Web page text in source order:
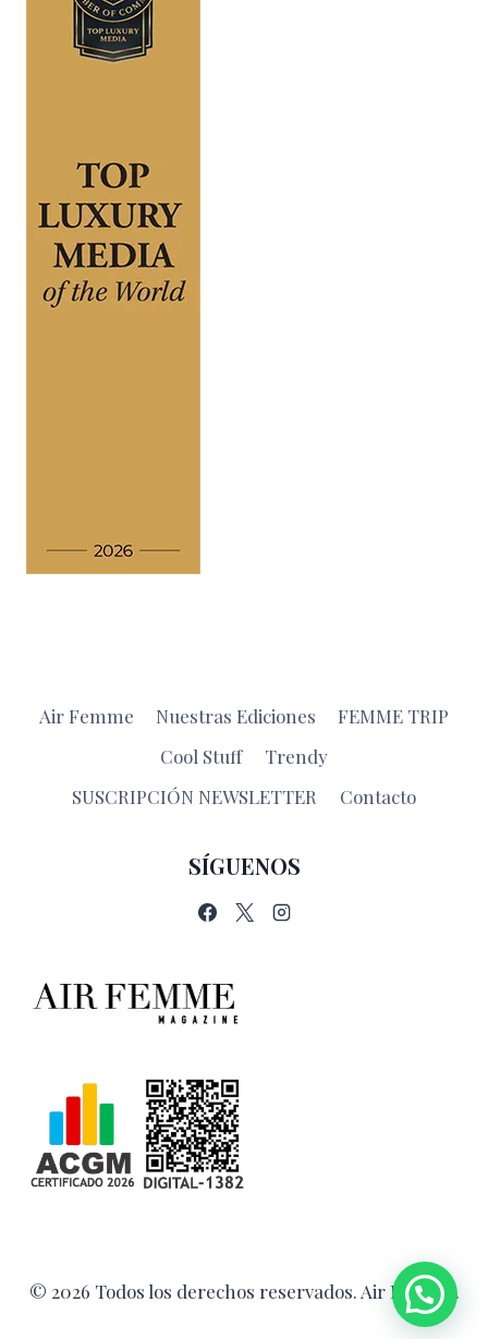
Air Femme Nuestras Ediciones
FEMME TRIP
Cool Stuff
Trendy
SUSCRIPCIÓN NEWSLETTER
Contacto
SÍGUENOS
© 2026 Todos los derechos reservados. Air Femme.